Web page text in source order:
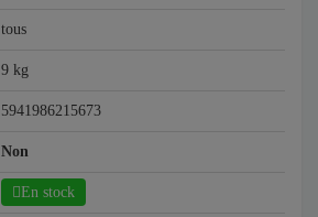
tous
9 kg
5941986215673
Non
En stock